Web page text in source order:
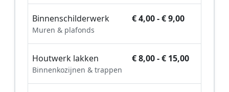
Binnenschilderwerk
Muren & plafonds
€ 4,00 - € 9,00
Houtwerk lakken
Binnenkozijnen & trappen
€ 8,00 - € 15,00